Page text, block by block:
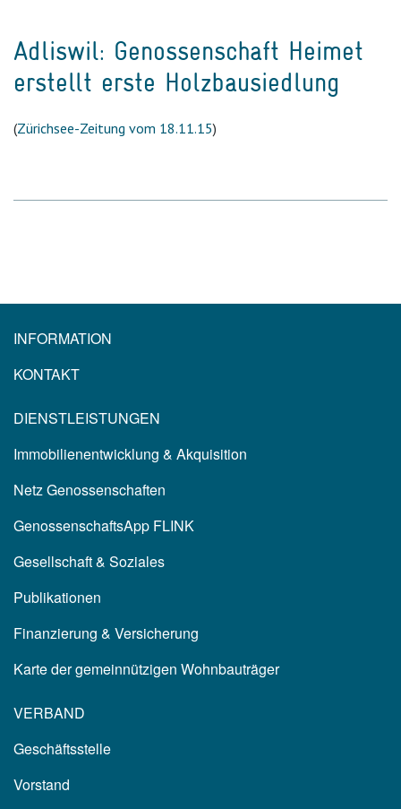
Adliswil: Genossenschaft Heimet
erstellt erste Holzbausiedlung
(Zürichsee-Zeitung vom 18.11.15)
INFORMATION
KONTAKT
DIENSTLEISTUNGEN
Immobilienentwicklung & Akquisition
Netz Genossenschaften
GenossenschaftsApp FLINK
Gesellschaft & Soziales
Publikationen
Finanzierung & Versicherung
Karte der gemeinnützigen Wohnbauträger
VERBAND
Geschäftsstelle
Vorstand